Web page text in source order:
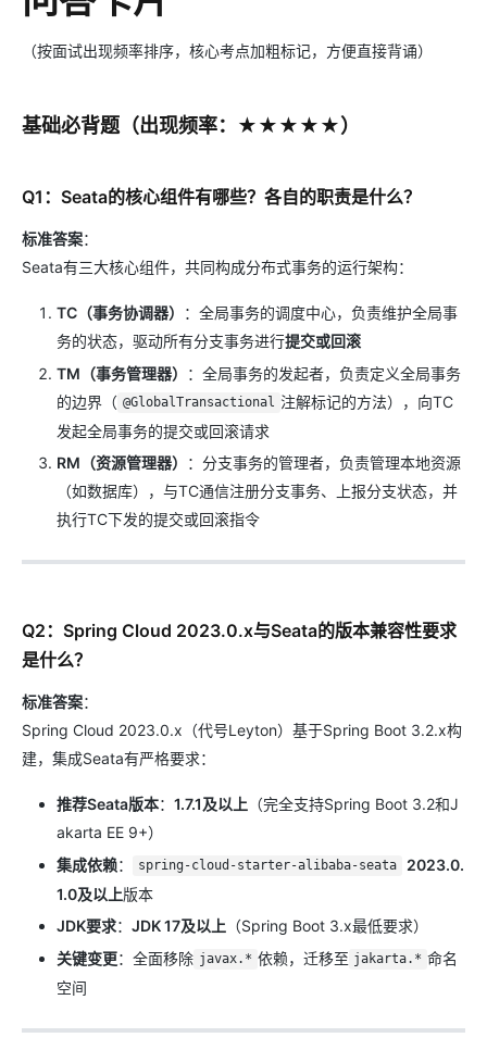
（按面试出现频率排序，核心考点加粗标记，方便直接背诵）
基础必背题（出现频率：★★★★★）
Q1：Seata的核心组件有哪些？各自的职责是什么？
标准答案：
Seata有三大核心组件，共同构成分布式事务的运行架构：
TC（事务协调器）
：全局事务的调度中心，负责维护全局事
务的状态，驱动所有分支事务进行提交或回滚
TM（事务管理器）
：全局事务的发起者，负责定义全局事务
的边界（ @GlobalTransactional 注解标记的方法），向TC
发起全局事务的提交或回滚请求
RM（资源管理器）
：分支事务的管理者，负责管理本地资源
（如数据库），与TC通信注册分支事务、上报分支状态，并
执行TC下发的提交或回滚指令
Q2：Spring Cloud 2023.0.x与Seata的版本兼容性要求
是什么？
标准答案：
Spring Cloud 2023.0.x（代号Leyton）基于Spring Boot 3.2.x构
建，集成Seata有严格要求：
推荐Seata版本： 1.7.1及以上 （完全支持Spring Boot 3.2和J
akarta EE 9+）
集成依赖： spring-cloud-starter-alibaba-seata
2023.0.
1.0及以上版本
JDK要求： JDK 17及以上 （Spring Boot 3.x最低要求）
关键变更：全面移除 javax.* 依赖，迁移至 jakarta.* 命名
空间